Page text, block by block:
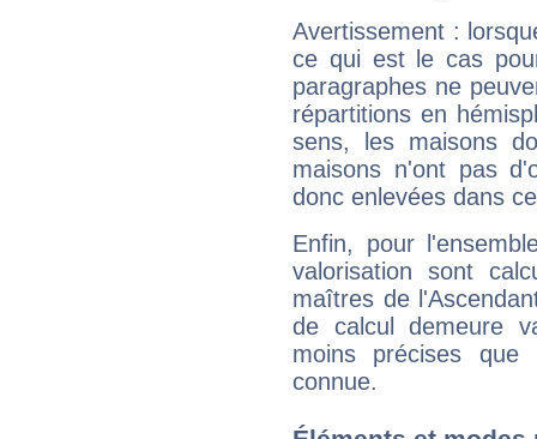
Avertissement :
ce qui est le cas
paragraphes ne
répartitions en
sens, les maisons
maisons n'ont pas
donc enlevées dans
Enfin, pour
valorisation sont
maîtres de
de calcul demeure
moins précises que
connue.